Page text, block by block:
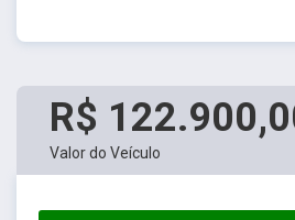
R$
Valor do Veículo